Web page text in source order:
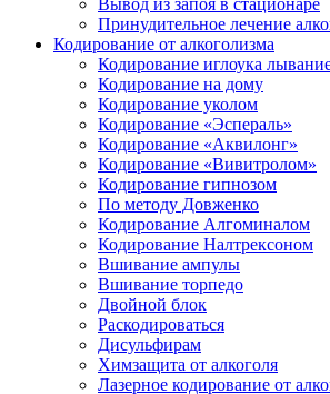
Вывод из запоя в стационаре
Принудительное лечение
Кодирование от алкоголизма
Кодирование иглоука
Кодирование на дому
Кодирование уколом
Кодирование «Эспераль»
Кодирование «Аквилонг»
Кодирование «Вивитролом»
Кодирование гипнозом
По методу Довженко
Кодирование Алгоминалом
Кодирование Налтрексоном
Вшивание ампулы
Вшивание торпедо
Двойной блок
Раскодироваться
Дисульфирам
Химзащита от алкоголя
Лазерное кодирование от